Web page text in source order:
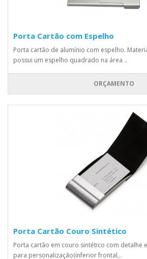
Porta Cartão com Espelho
Porta cartão de alumínio com espelho.
possui um espelho quadrado na área ..
ORÇAMENTO
Porta Cartão Couro Sintético
Porta cartão em couro sintético com detalhe
para personalização(inferior frontal,..